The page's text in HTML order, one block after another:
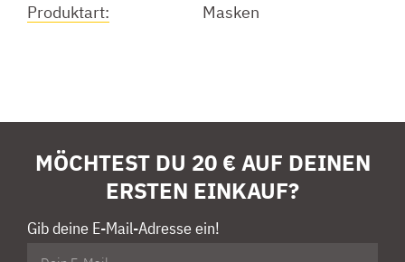
Produktart:
Masken
MÖCHTEST DU 20 € AUF DEINEN
ERSTEN EINKAUF?
Gib deine E-Mail-Adresse ein!